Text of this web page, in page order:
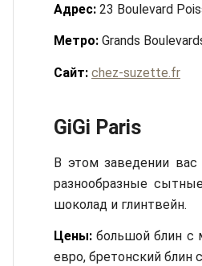
Адрес: 23 Boulevard
Метро: Grands
Сайт: chez-suzette.fr
GiGi Paris
В этом заведении
разнообразные
шоколад и глинтвейн.
Цены: большой блин с
евро, бретонский блин